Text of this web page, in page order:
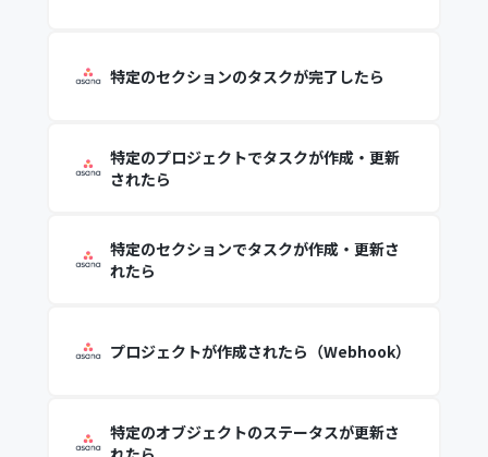
特定のセクションのタスクが完了したら
特定のプロジェクトでタスクが作成・更新
されたら
特定のセクションでタスクが作成・更新さ
れたら
プロジェクトが作成されたら（Webhook）
特定のオブジェクトのステータスが更新さ